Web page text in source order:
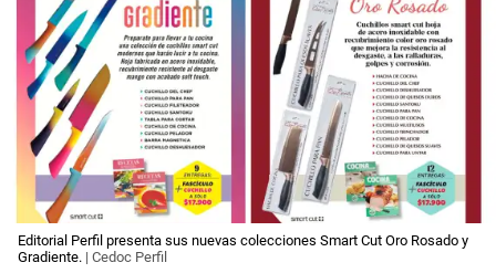
Editorial Perfil presenta sus nuevas colecciones Smart Cut Oro Rosado y
Gradiente. | Cedoc Perfil